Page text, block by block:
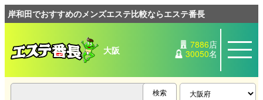
岸和田でおすすめのメンズエステ比較ならエステ番長
大阪 7886店
30050名